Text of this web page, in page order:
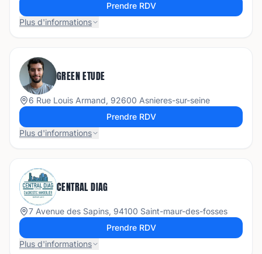
Prendre RDV
Plus d'informations
GREEN ETUDE
6 Rue Louis Armand, 92600 Asnieres-sur-seine
Prendre RDV
Plus d'informations
CENTRAL DIAG
7 Avenue des Sapins, 94100 Saint-maur-des-fosses
Prendre RDV
Plus d'informations